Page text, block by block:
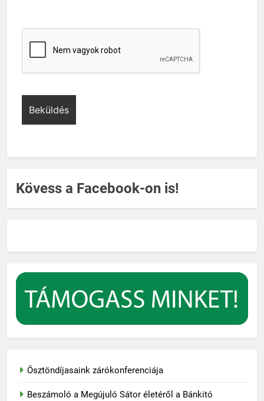
Kövess a Facebook-on is!
Ösztöndíjasaink zárókonferenciája
Beszámoló a Megújuló Sátor életéről a Bánkitó